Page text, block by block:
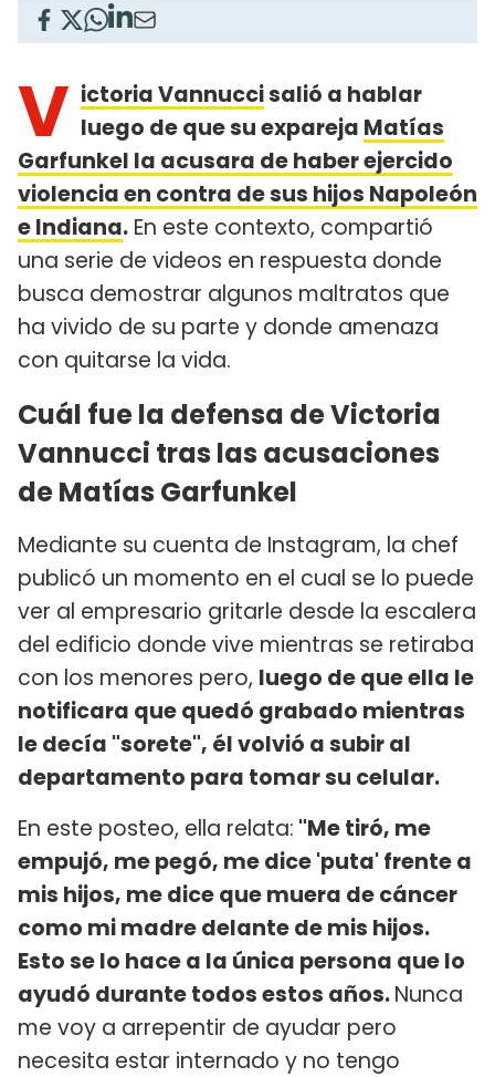
V ictoria Vannuccisalió a hablar
luego de que su expareja Matías
Garfunkel la acusara de haber ejercido
violencia en contra de sus hijos Napoleón
e Indiana. En este contexto, compartió
una serie de videos en respuesta donde
busca demostrar algunos maltratos que
ha vivido de su parte y donde amenaza
con quitarse la vida.
Cuál fue la defensa de Victoria
Vannucci tras las acusaciones
de Matías Garfunkel
Mediante su cuenta de Instagram, la chef
publicó un momento en el cual se lo puede
ver al empresario gritarle desde la escalera
del edificio donde vive mientras se retiraba
con los menores pero, luego de que ella le
notificara que quedó grabado mientras
le decía "sorete", él volvió a subir al
departamento para tomar su celular.
En este posteo, ella relata: "Me tiró, me
empujó, me pegó, me dice 'puta' frente a
mis hijos, me dice que muera de cáncer
como mi madre delante de mis hijos.
Esto se lo hace a la única persona que lo
ayudó durante todos estos años.Nunca
me voy a arrepentir de ayudar pero
necesita estar internado y no tengo